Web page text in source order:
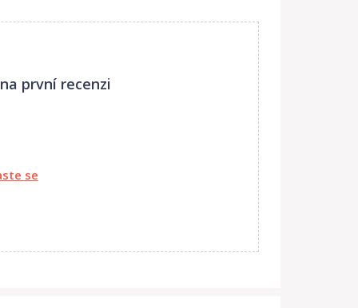
první recenzi
se